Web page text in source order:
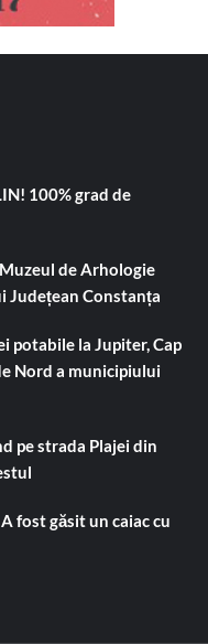
100% grad de
de Arhologie
Județean Constanța
potabile la Jupiter, Cap
Nord a municipiului
pe strada Plajei din
fost găsit un caiac cu